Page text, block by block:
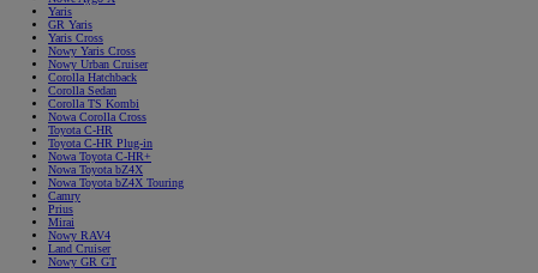
Yaris
GR Yaris
Yaris Cross
Nowy Yaris Cross
Nowy Urban Cruiser
Corolla Hatchback
Corolla Sedan
Corolla TS Kombi
Nowa Corolla Cross
Toyota C-HR
Toyota C-HR Plug-in
Nowa Toyota C-HR+
Nowa Toyota bZ4X
Nowa Toyota bZ4X Touring
Camry
Prius
Mirai
Nowy RAV4
Land Cruiser
Nowy GR GT